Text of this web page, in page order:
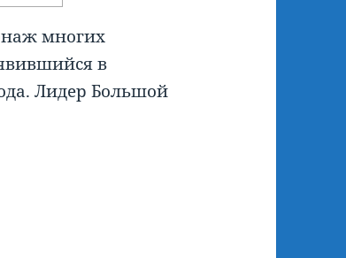
многих
в
Лидер Большой